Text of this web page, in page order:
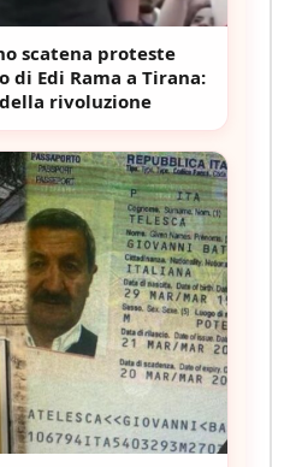
scatena proteste
Edi Rama a Tirana:
rivoluzione